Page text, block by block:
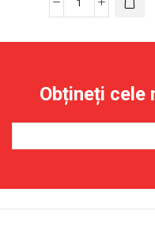
Cantitate
Inch
4K/8K
HD,
Obțineți cele